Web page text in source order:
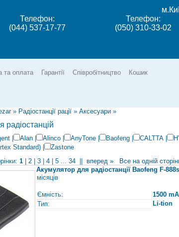
Телефон:
(044) 537-17-77
Телефон:
(050) 310-33-02
та оплата Гарантії Співробітництво Кошик
» Радіостанції рації » Аксесуари »
радіостанцій
Alan Alinco AnyTone Baofeng CALTTA
Standard)
Zastone
1 2 3 4 5 ... 34 вперед »
Все на одній
Акумулятор для радіостанції Baofeng F-888s
місяців
Ємність: 1500 mA
Тип:
Li-tion